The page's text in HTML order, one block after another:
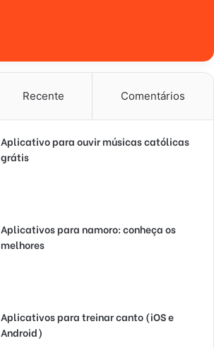
Recente Comentários
Aplicativo para ouvir músicas católicas
grátis
Aplicativos para namoro: conheça os
melhores
Aplicativos para treinar canto (iOS e
Android)